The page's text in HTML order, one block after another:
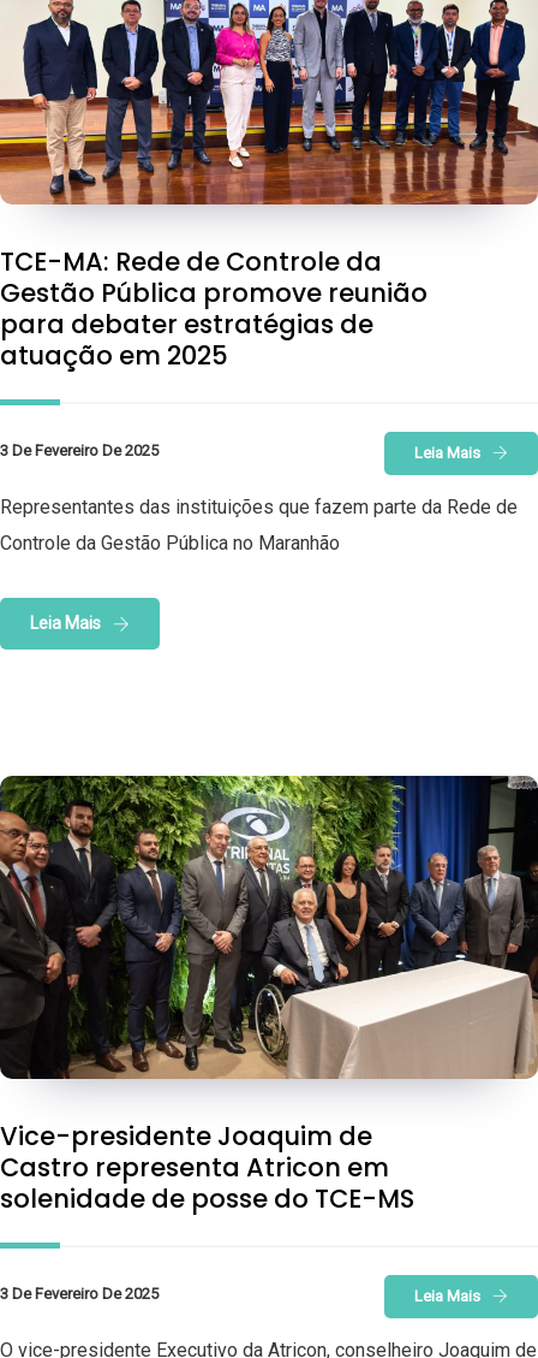
TCE-MA: Rede de Controle da
Gestão Pública promove reunião
para debater estratégias de
atuação em 2025
3 De Fevereiro De 2025 Leia Mais
Representantes das instituições que fazem parte da Rede de
Controle da Gestão Pública no Maranhão
Leia Mais
Vice-presidente Joaquim de
Castro representa Atricon em
solenidade de posse do TCE-MS
3 De Fevereiro De 2025 Leia Mais
O vice-presidente Executivo da Atricon, conselheiro Joaquim de